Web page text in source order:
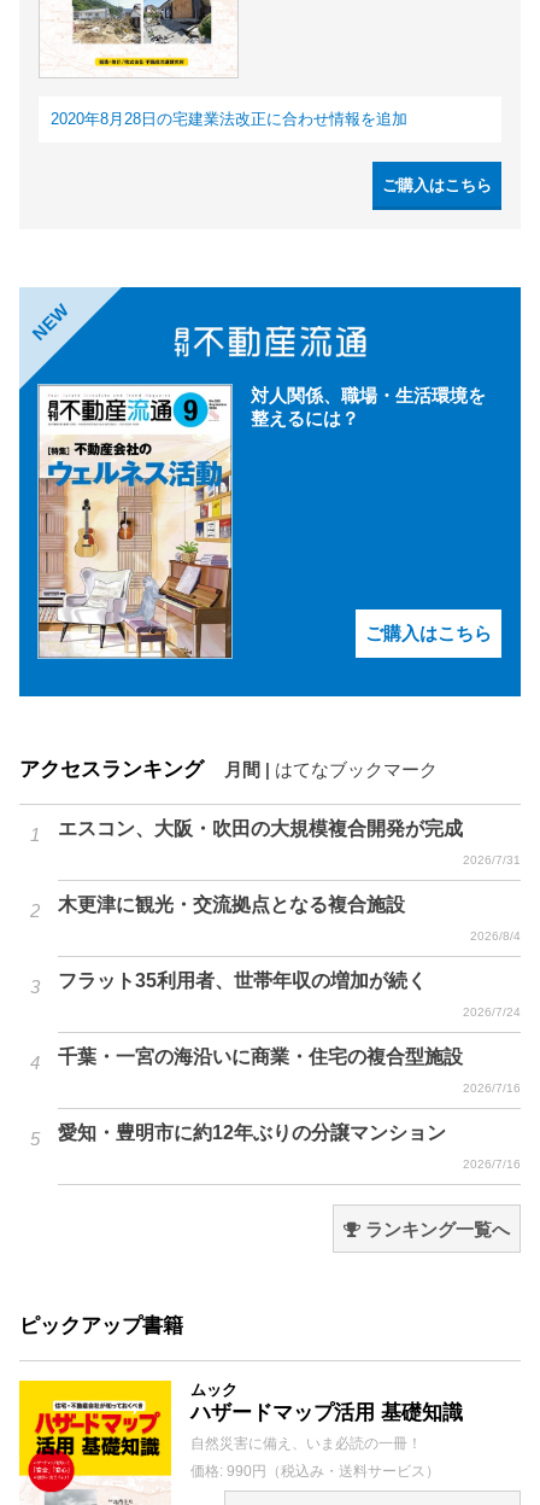
2020年8月28日の宅建業法改正に合わせ情報を追加
ご購入はこちら
NEW
対人関係、職場・生活環境を
整えるには？
ご購入はこちら
アクセスランキング 月間 はてなブックマーク
エスコン、大阪・吹田の大規模複合開発が完成
2026/7/31
木更津に観光・交流拠点となる複合施設
2026/8/4
フラット35利用者、世帯年収の増加が続く
2026/7/24
千葉・一宮の海沿いに商業・住宅の複合型施設
2026/7/16
愛知・豊明市に約12年ぶりの分譲マンション
2026/7/16
ランキング一覧へ
ピックアップ書籍
ムック
ハザードマップ活用 基礎知識
自然災害に備え、いま必読の一冊！
価格: 990円（税込み・送料サービス）